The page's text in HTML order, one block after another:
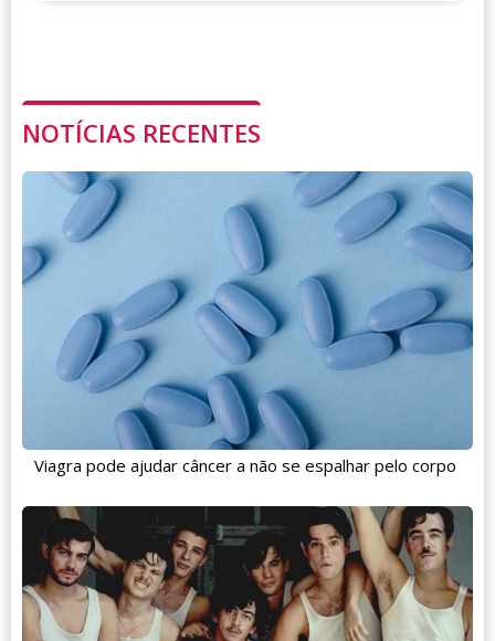
NOTÍCIAS RECENTES
Viagra pode ajudar câncer a não se espalhar pelo corpo